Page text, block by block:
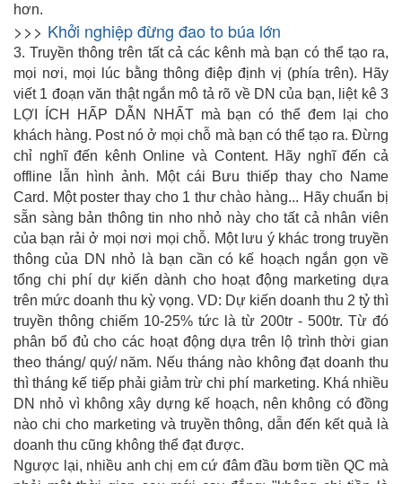
hơn.
>>> Khởi nghiệp đừng đao to búa lớn
3. Truyền thông trên tất cả các kênh mà bạn có thể tạo ra,
mọi nơi, mọi lúc bằng thông điệp định vị (phía trên). Hãy
viết 1 đoạn văn thật ngắn mô tả rõ về DN của bạn, liệt kê 3
LỢI ÍCH HẤP DẪN NHẤT mà bạn có thể đem lại cho
khách hàng. Post nó ở mọi chỗ mà bạn có thể tạo ra. Đừng
chỉ nghĩ đến kênh Online và Content. Hãy nghĩ đến cả
offline lẫn hình ảnh. Một cái Bưu thiếp thay cho Name
Card. Một poster thay cho 1 thư chào hàng... Hãy chuẩn bị
sẵn sàng bản thông tin nho nhỏ này cho tất cả nhân viên
của bạn rải ở mọi nơi mọi chỗ. Một lưu ý khác trong truyền
thông của DN nhỏ là bạn cần có kế hoạch ngắn gọn về
tổng chi phí dự kiến dành cho hoạt động marketing dựa
trên mức doanh thu kỳ vọng. VD: Dự kiến doanh thu 2 tỷ thì
truyền thông chiếm 10-25% tức là từ 200tr - 500tr. Từ đó
phân bổ đủ cho các hoạt động dựa trên lộ trình thời gian
theo tháng/ quý/ năm. Nếu tháng nào không đạt doanh thu
thì tháng kế tiếp phải giảm trừ chi phí marketing. Khá nhiều
DN nhỏ vì không xây dựng kế hoạch, nên không có đồng
nào chi cho marketing và truyền thông, dẫn đến kết quả là
doanh thu cũng không thể đạt được.
Ngược lại, nhiều anh chị em cứ đâm đầu bơm tiền QC mà